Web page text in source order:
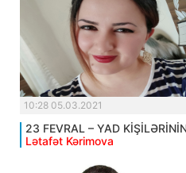
10:28 05.03.2021
23 FEVRAL – YAD
Lətafət Kərimova